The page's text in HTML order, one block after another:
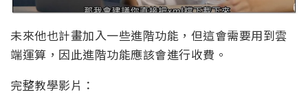
未來他也計畫加入一些進階功能，但這會需要用到雲
端運算，因此進階功能應該會進行收費。
完整教學影片：